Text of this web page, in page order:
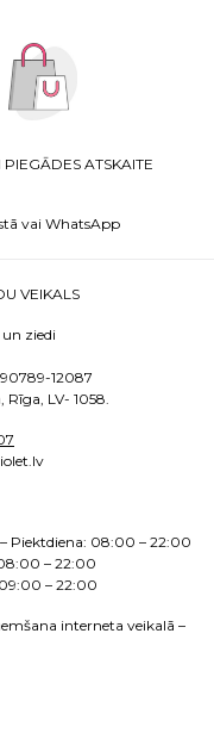
ATSKAITE
vai WhatsApp
VEIKALS
ziedi
12087
Rīga, LV- 1058.
Piektdiena: 08:00 – 22:00
– 22:00
– 22:00
interneta veikalā –